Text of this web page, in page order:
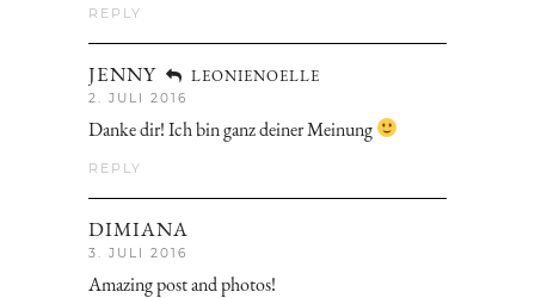
REPLY
JENNY LEONIENOELLE
2. JULI 2016
Danke dir! Ich bin ganz deiner Meinung
REPLY
DIMIANA
3. JULI 2016
Amazing post and photos!